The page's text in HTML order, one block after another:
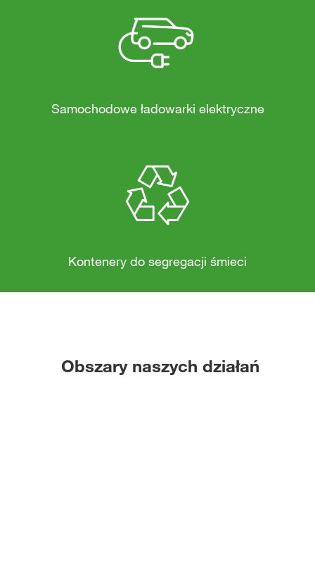
Samochodowe ładowarki elektryczne
Kontenery do segregacji śmieci
Obszary naszych działań